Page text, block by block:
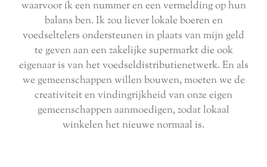
waarvoor ik een nummer en een vermelding op hun
balans ben. Ik zou liever lokale boeren en
voedseltelers ondersteunen in plaats van mijn geld
te geven aan een zakelijke supermarkt die ook
eigenaar is van het voedseldistributienetwerk. En als
we gemeenschappen willen bouwen, moeten we de
creativiteit en vindingrijkheid van onze eigen
gemeenschappen aanmoedigen, zodat lokaal
winkelen het nieuwe normaal is.